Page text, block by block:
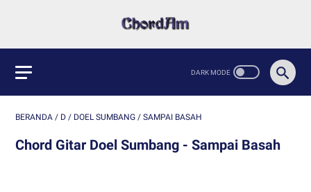
BERANDA / D / DOEL SUMBANG / SAMPAI BASAH
Chord Gitar Doel Sumbang - Sampai Basah